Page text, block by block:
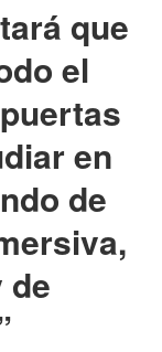
que
el
en
de
de